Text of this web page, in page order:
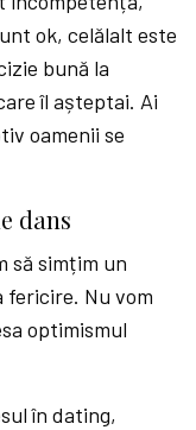
ok, celălalt este
bună la
îl așteptai. Ai
oamenii se
dans
să simțim un
fericire. Nu vom
optimismul
în dating,